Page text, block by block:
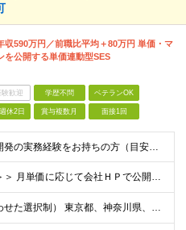
収590万円／前職比平均＋80万円 単価・マ
を公開する単価連動型SES
験歓迎 学歴不問 ベテランOK
休2日 賞与複数月 面接1回
・システム開発の実務経験をお持ちの方（目安：1年以上は全員面接確定） ・学歴不問 ※言語・工程は問いません。 ■ こんな方を歓迎します ・顧客から評価されるエンジニアになりたい ・単価を上げるこ
＜＜仕組み＞＞ 月単価に応じて会社ＨＰで公開しているテーブルにもとづき毎月決定されます！ https://www.tech4u.dev/payroll ＜＜実績＞＞ 平均年収実績：590万円 ＜＜
（希望にあわせた選択制） 東京都、神奈川県、埼玉県、千葉県、大阪府、兵庫県、京都府、愛知県、福岡県の各プロジェクト先 ・フル／ハイブリッドリモート案件あり ・転勤なし ・U・Iターンも歓迎＆支援可能